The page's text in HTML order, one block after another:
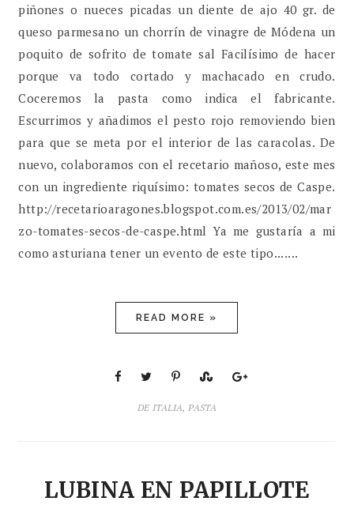
piñones o nueces picadas un diente de ajo 40 gr. de
queso parmesano un chorrín de vinagre de Módena un
poquito de sofrito de tomate sal Facilísimo de hacer
porque va todo cortado y machacado en crudo.
Coceremos la pasta como indica el fabricante.
Escurrimos y añadimos el pesto rojo removiendo bien
para que se meta por el interior de las caracolas. De
nuevo, colaboramos con el recetario mañoso, este mes
con un ingrediente riquísimo: tomates secos de Caspe.
http://recetarioaragones.blogspot.com.es/2013/02/mar
zo-tomates-secos-de-caspe.html Ya me gustaría a mi
como asturiana tener un evento de este tipo.......
READ MORE »
DE ITALIA, PASTA
LUBINA EN PAPILLOTE